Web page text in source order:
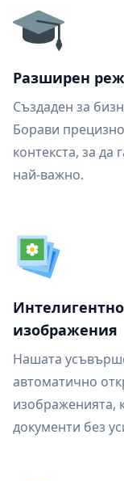
Разширен
Създаден за
Борави
контекста, за да
най-важно.
изображения
Нашата
автоматично
изображенията,
документи без